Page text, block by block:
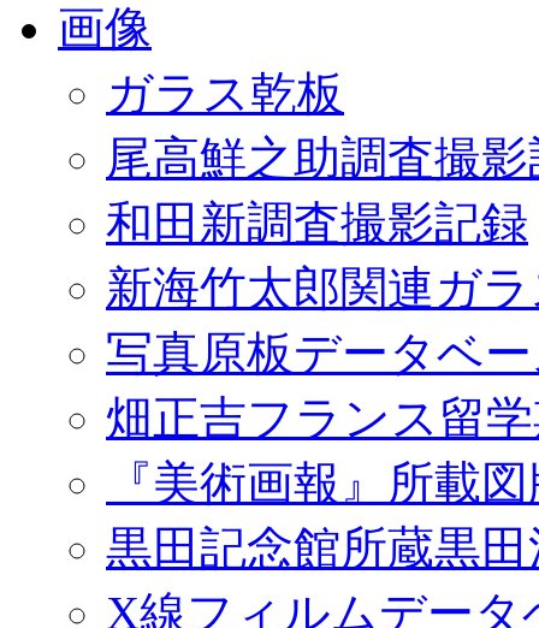
画像
ガラス乾板
尾高鮮之助調査撮
和田新調査撮影記録
新海竹太郎関連ガ
写真原板データベ
畑正吉フランス留
『美術画報』所載
黒田記念館所蔵黒
X線フィルムデータ